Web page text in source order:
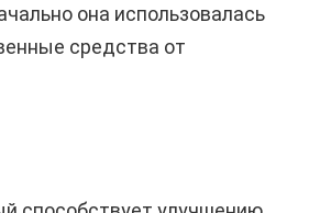
она использовалась
средства от